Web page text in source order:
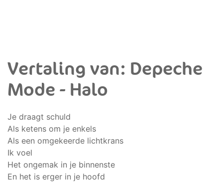
Vertaling van: Depeche
Mode - Halo
Je draagt schuld
Als ketens om je enkels
Als een omgekeerde lichtkrans
Ik voel
Het ongemak in je binnenste
En het is erger in je hoofd